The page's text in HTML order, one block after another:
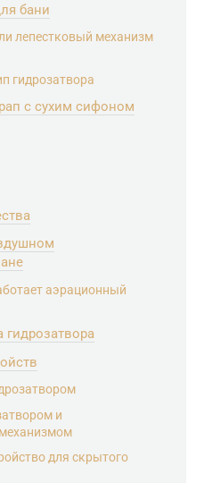
бани
лепестковый механизм
гидрозатвора
с сухим сифоном
аэрационный
и
для скрытого